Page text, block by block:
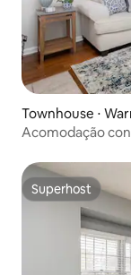
Townhouse ⋅
Acomodação
Superhost
Superhost